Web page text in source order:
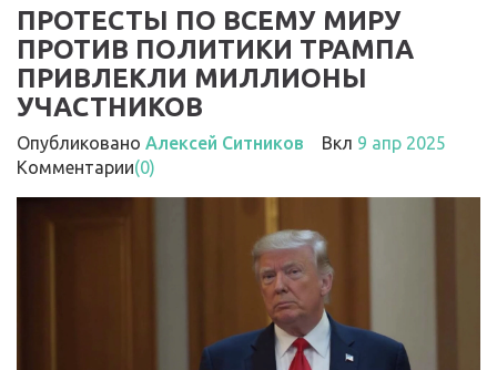
ПРОТЕСТЫ ПО ВСЕМУ МИРУ
ПРОТИВ ПОЛИТИКИ ТРАМПА
ПРИВЛЕКЛИ МИЛЛИОНЫ
УЧАСТНИКОВ
Опубликовано Алексей Ситников Вкл 9 апр 2025
Комментарии(0)